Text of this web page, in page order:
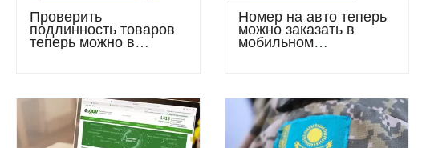
Проверить
подлинность товаров
теперь можно в
Номер на авто теперь
можно заказать в
мобильном